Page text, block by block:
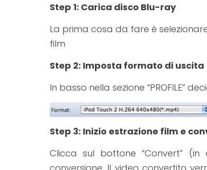
Step 1: Carica disco Blu-ray
La prima cosa da fare è
film
Step 2: Imposta formato di uscita
In basso nella sezione “PROFILE”
Step 3: Inizio estrazione film e
Clicca sul bottone “Convert”